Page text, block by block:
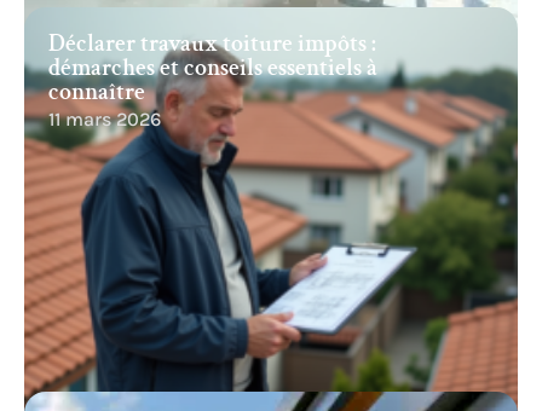
Déclarer travaux toiture impôts :
démarches et conseils essentiels à
connaître
11 mars 2026